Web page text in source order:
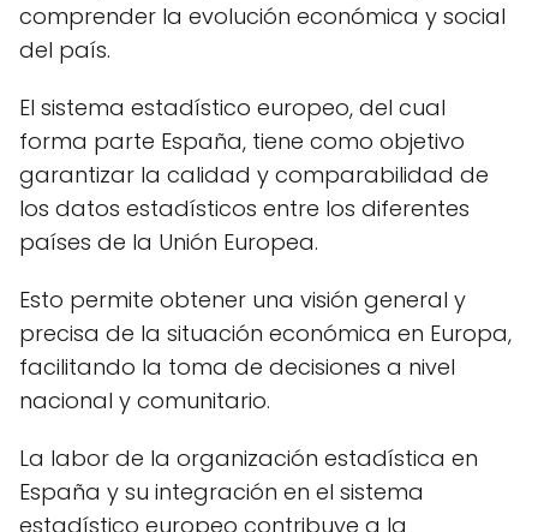
comprender la evolución económica y social
del país.
El sistema estadístico europeo, del cual
forma parte España, tiene como objetivo
garantizar la calidad y comparabilidad de
los datos estadísticos entre los diferentes
países de la Unión Europea.
Esto permite obtener una visión general y
precisa de la situación económica en Europa,
facilitando la toma de decisiones a nivel
nacional y comunitario.
La labor de la organización estadística en
España y su integración en el sistema
estadístico europeo contribuye a la